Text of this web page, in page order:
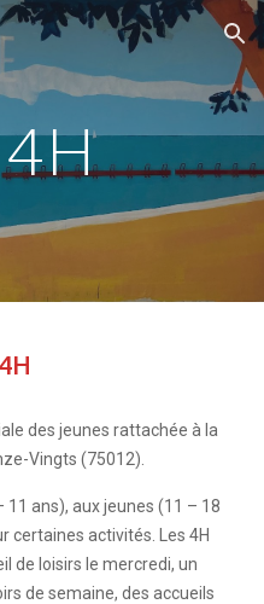
Skip to navigation
des jeunes rattachée à la
Vingts (75012).
ans), aux jeunes (11 – 18
certaines activités. Les 4H
de loisirs le mercredi, un
de semaine, des accueils